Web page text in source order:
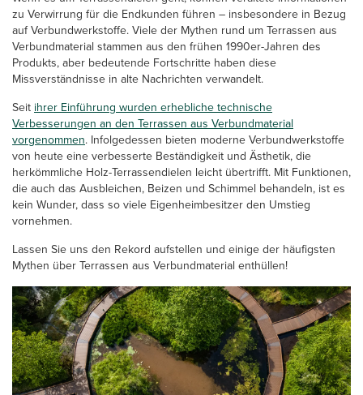
zu Verwirrung für die Endkunden führen – insbesondere in Bezug
auf Verbundwerkstoffe. Viele der Mythen rund um Terrassen aus
Verbundmaterial stammen aus den frühen 1990er-Jahren des
Produkts, aber bedeutende Fortschritte haben diese
Missverständnisse in alte Nachrichten verwandelt.
Seit ihrer Einführung wurden erhebliche technische
Verbesserungen an den Terrassen aus Verbundmaterial
vorgenommen. Infolgedessen bieten moderne Verbundwerkstoffe
von heute eine verbesserte Beständigkeit und Ästhetik, die
herkömmliche Holz-Terrassendielen leicht übertrifft. Mit Funktionen,
die auch das Ausbleichen, Beizen und Schimmel behandeln, ist es
kein Wunder, dass so viele Eigenheimbesitzer den Umstieg
vornehmen.
Lassen Sie uns den Rekord aufstellen und einige der häufigsten
Mythen über Terrassen aus Verbundmaterial enthüllen!